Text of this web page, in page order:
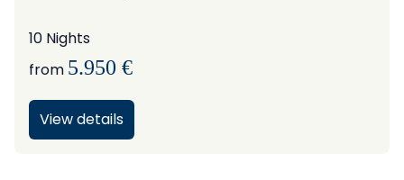
10 Nights
from 5.950 €
View details